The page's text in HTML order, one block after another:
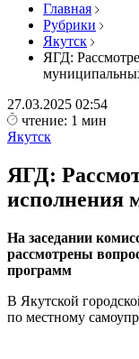
Главная
Рубрики
Якутск
ЯГД:
27.03.2025 02:54
чтение: 1 мин
Якутск
ЯГД:
исполнения
На заседании
рассмотрены
программ
В Якутской
по местному